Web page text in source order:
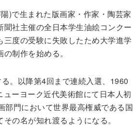
)で生まれた版画家・作家・陶芸家
社主催の全日本学生油絵コンクー
度の受験に失敗したため大学進学
制作を始める。
。以降第4回まで連続入選、1960
ーヨーク近代美術館にて日本人初
部門において世界最高権威である国
の名が知れ渡るようになる。